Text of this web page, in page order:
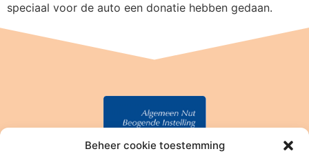
Beheer cookie toestemming
speciaal voor de auto een donatie hebben gedaan.